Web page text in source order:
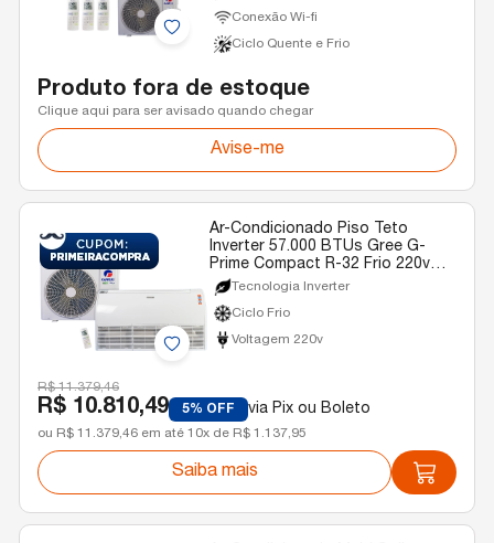
Conexão Wi-fi
Ciclo Quente e Frio
Produto fora de estoque
Clique aqui para ser avisado quando chegar
Avise-me
Ar-Condicionado Piso Teto
Inverter 57.000 BTUs Gree G-
Prime Compact R-32 Frio 220v
Monofásico
Tecnologia Inverter
Ciclo Frio
Voltagem 220v
R$ 11.379,46
R$ 10.810,49 5% OFF via Pix ou Boleto
ou R$ 11.379,46 em até 10x de R$ 1.137,95
Saiba mais